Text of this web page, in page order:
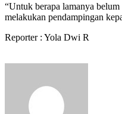
“Untuk berapa lamanya
melakukan pendampingan
Reporter : Yola Dwi R